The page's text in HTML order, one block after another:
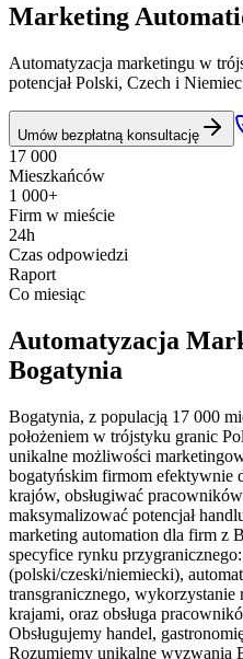
Marketing
Automatyzacja marketingu w
potencjał Polski, Czech i
Umów bezpłatną konsultację
17 000
Mieszkańców
1 000+
Firm w mieście
24h
Czas odpowiedzi
Raport
Co miesiąc
Automatyzacja
Bogatynia
Bogatynia, z populacją 17 000
położeniem w trójstyku granic
unikalne możliwości
bogatyńskim firmom efektywnie
krajów, obsługiwać
maksymalizować potencjał
marketing automation dla firm z
specyfice rynku
(polski/czeski/niemiecki),
transgranicznego,
krajami, oraz obsługa
Obsługujemy handel,
Rozumiemy unikalne wyzwania